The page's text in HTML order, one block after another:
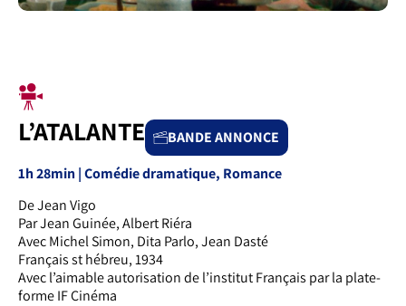
L’ATALANTE
BANDE ANNONCE
1h 28min | Comédie dramatique, Romance
De Jean Vigo
Par Jean Guinée, Albert Riéra
Avec Michel Simon, Dita Parlo, Jean Dasté
Français st hébreu, 1934
Avec l’aimable autorisation de l’institut Français par la plate-
forme IF Cinéma